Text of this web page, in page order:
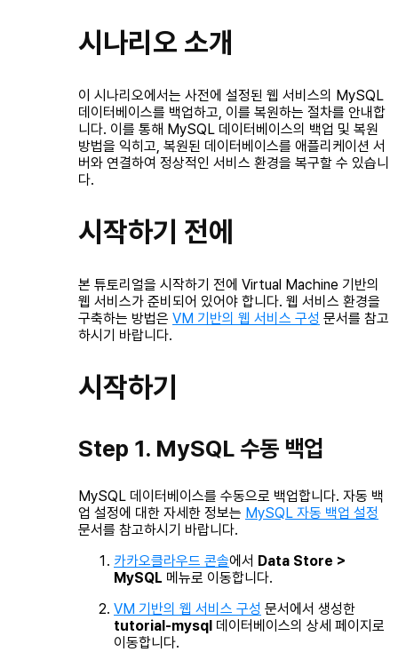
시나리오 소개
이 시나리오에서는 사전에 설정된 웹 서비스의 MySQL
데이터베이스를 백업하고, 이를 복원하는 절차를 안내합
니다. 이를 통해 MySQL 데이터베이스의 백업 및 복원
방법을 익히고, 복원된 데이터베이스를 애플리케이션 서
버와 연결하여 정상적인 서비스 환경을 복구할 수 있습니
다.
시작하기 전에
본 튜토리얼을 시작하기 전에 Virtual Machine 기반의
웹 서비스가 준비되어 있어야 합니다. 웹 서비스 환경을
구축하는 방법은 VM 기반의 웹 서비스 구성 문서를 참고
하시기 바랍니다.
시작하기
Step 1. MySQL 수동 백업
MySQL 데이터베이스를 수동으로 백업합니다. 자동 백
업 설정에 대한 자세한 정보는 MySQL 자동 백업 설정
문서를 참고하시기 바랍니다.
카카오클라우드 콘솔에서 Data Store >
MySQL 메뉴로 이동합니다.
VM 기반의 웹 서비스 구성 문서에서 생성한
tutorial-mysql 데이터베이스의 상세 페이지로
이동합니다.